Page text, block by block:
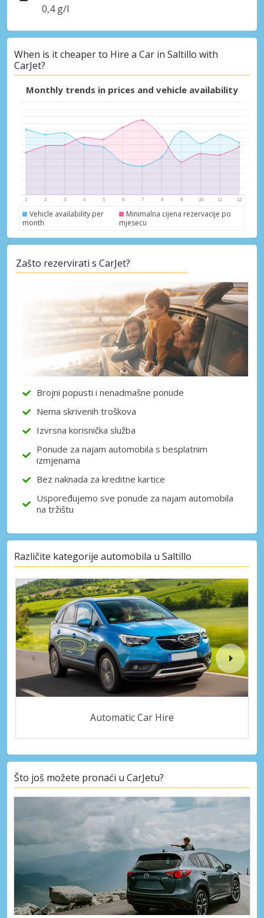
0,4 g/l
When is it cheaper to Hire a Car in Saltillo with
CarJet?
Monthly trends in prices and vehicle availability
Vehicle availability per
month
Minimalna cijena rezervacije po
mjesecu
Zašto rezervirati s CarJet?
Brojni popusti i nenadmašne ponude
Nema skrivenih troškova
Izvrsna korisnička služba
Ponude za najam automobila s besplatnim
izmjenama
Bez naknada za kreditne kartice
Uspoređujemo sve ponude za najam automobila
na tržištu
Različite kategorije automobila u Saltillo
Automatic Car Hire
Što još možete pronaći u CarJetu?
Posebni popusti
Pristupite ekskluzivnim ponudama naših
dobavljača
Prijava putem eLinka